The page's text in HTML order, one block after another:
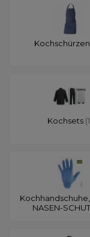
Kochschürzen
Kochsets
NASEN-